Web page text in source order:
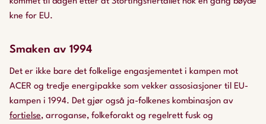
kne for EU.
Smaken av 1994
Det er ikke bare det folkelige engasjementet i kampen mot
ACER og tredje energipakke som vekker assosiasjoner til EU-
kampen i 1994. Det gjør også ja-folkenes kombinasjon av
fortielse, arroganse, folkeforakt og regelrett fusk og